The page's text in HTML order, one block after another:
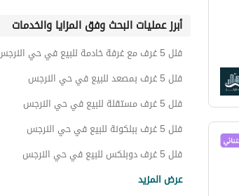
عقارات للبيع في الرياض
أبرز عمليات البحث وفق المزايا والخدمات
فلل 5 غرف مع غرفة خادمة للبيع في حي النرجس
فلل 5 غرف بمصعد للبيع في حي النرجس
فلل 5 غرف مستقلة للبيع في حي النرجس
فلل 5 غرف ببلكونة للبيع في حي النرجس
فلل 5 غرف دوبلكس للبيع في حي النرجس
عرض المزيد